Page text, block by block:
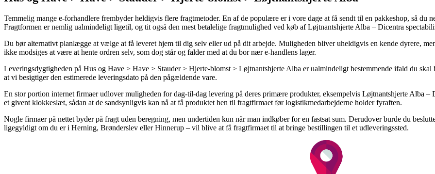
Temmelig mange e-forhandlere frembyder heldigvis flere fragtmetoder. En af de populære er i vore dage at få sendt til en pakkeshop, så du
Fragtformen er nemlig ualmindeligt ligetil, og tit også den mest betalelige fragtmulighed ved køb af Løjtnantshjerte Alba – Dicentra
Du bør alternativt planlægge at vælge at få leveret hjem til dig selv eller ud på dit arbejde. Muligheden bliver uheldigvis en kende dyrere,
ikke modsiges at være at hente ordren selv, som dog står og falder med at du bor nær e-handlens lager.
Leveringsdygtigheden på Hus og Have > Have > Stauder > Hjerte-blomst > Løjtnantshjerte Alba er ualmindeligt bestemmende ifald du
at vi besigtiger den estimerede leveringsdato på den pågældende vare.
En stor portion internet firmaer udlover muligheden for dag-til-dag levering på deres primære produkter, eksempelvis Løjtnantshjerte Alba
et givent klokkeslæt, sådan at de sandsynligvis kan nå at få produktet hen til fragtfirmaet før logistikmedarbejderne holder fyraften.
Nogle firmaer på nettet byder på fragt uden beregning, men undertiden kun når man indkøber for en fastsat sum. Derudover burde du
ligegyldigt om du er i Herning, Brønderslev eller Hinnerup – vil blive at få fragtfirmaet til at bringe bestillingen til et udleveringssted.